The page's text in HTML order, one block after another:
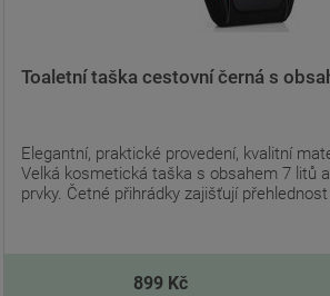
Toaletní taška cestovní černá s
Elegantní, praktické provedení, kvalitní
Velká kosmetická taška s obsahem 7 litů
prvky. Četné přihrádky zajišťují
899 Kč